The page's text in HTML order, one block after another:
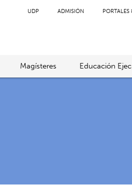
UDP ADMISIÓN PORTALES
Magísteres Educación